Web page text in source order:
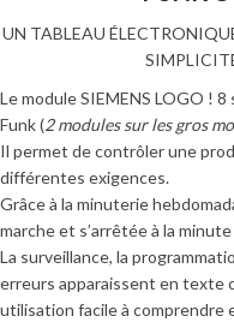
UN TABLEAU
Le module SIEMENS LOGO !
Funk (2 modules sur les gros
Il permet de contrôler une
différentes exigences.
Grâce à la minuterie
marche et s’arrêtée à la
La surveillance, la
erreurs apparaissent en texte
utilisation facile à comprendre